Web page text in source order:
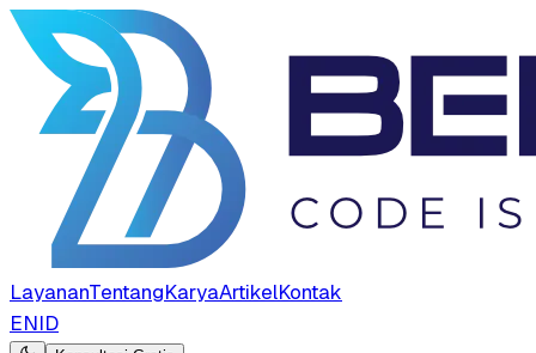
LayananTentangKaryaArtikelKontak
ENID